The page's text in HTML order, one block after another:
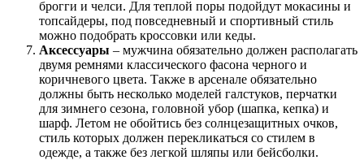
брогги и челси. Для теплой поры подойдут мокасины и
топсайдеры, под повседневный и спортивный стиль
можно подобрать кроссовки или кеды.
Аксессуары – мужчина обязательно должен располагать
двумя ремнями классического фасона черного и
коричневого цвета. Также в арсенале обязательно
должны быть несколько моделей галстуков, перчатки
для зимнего сезона, головной убор (шапка, кепка) и
шарф. Летом не обойтись без солнцезащитных очков,
стиль которых должен перекликаться со стилем в
одежде, а также без легкой шляпы или бейсболки.